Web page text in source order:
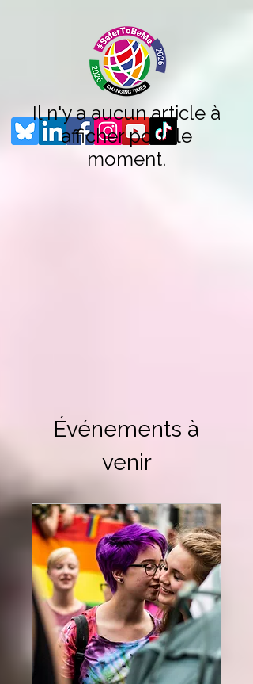
Il n'y a aucun article à
afficher pour le
moment.
Événements à
venir